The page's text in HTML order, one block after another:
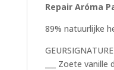
Repair Aróma
89% natuurlijke
GEURSIGNATURE
___ Zoete